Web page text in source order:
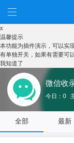
x
温馨提示
本功能为插件演示，可以实
有单独开关，如果有需要可
我知道了
微信收
今日：0
全部 最新